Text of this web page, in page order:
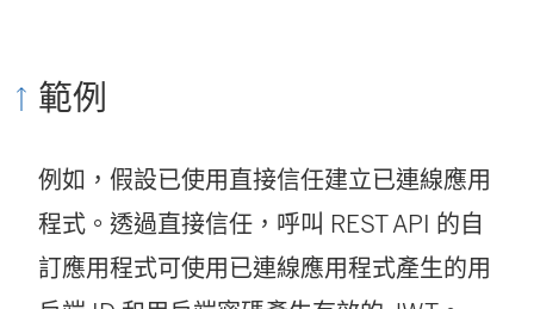
窗
開
啟
範例
例如，假設已使用直接信任建立已連線應用
程式。透過直接信任，呼叫 REST API 的自
訂應用程式可使用已連線應用程式產生的用